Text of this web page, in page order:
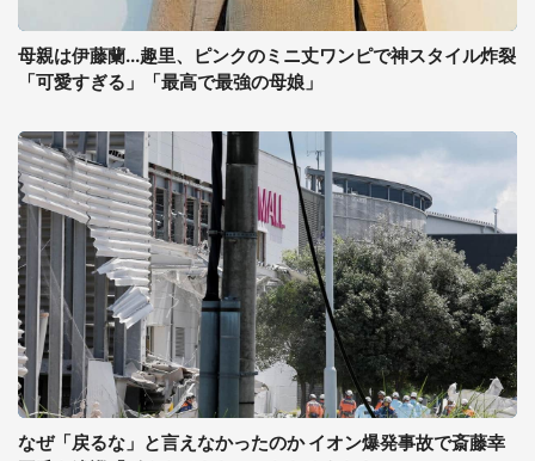
母親は伊藤蘭...趣里、ピンクのミニ丈ワンピで神スタイル炸裂
「可愛すぎる」「最高で最強の母娘」
なぜ「戻るな」と言えなかったのか イオン爆発事故で斎藤幸